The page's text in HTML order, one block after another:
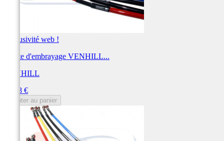
Exclusivité web !
Durite d'embrayage VENHILL...
VENHILL
55,28 €
Ajouter au panier